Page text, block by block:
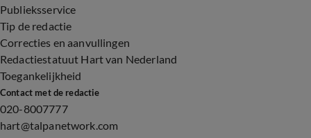
Publieksservice
Tip de redactie
Correcties en aanvullingen
Redactiestatuut Hart van Nederland
Toegankelijkheid
Contact met de redactie
020-8007777
hart@talpanetwork.com